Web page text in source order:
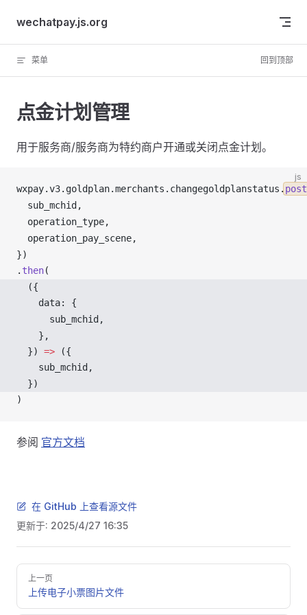
Skip to content
wechatpay.js.org
菜单 回到顶部
点金计划管理
用于服务商/服务商为特约商户开通或关闭点金计划。
js
wxpay.v3. goldplan.merchants . changegoldplanstatus . post
sub_mchid ,
operation_type,
operation_pay_scene,
})
. then(
  ({
data: {
sub_mchid ,
    },
  })
=> ({
sub_mchid ,
  })
)
参阅 官方文档
在 GitHub 上查看源文件
更新于: 2025/4/27 16:35
Pager
上一页
上传电子小票图片文件